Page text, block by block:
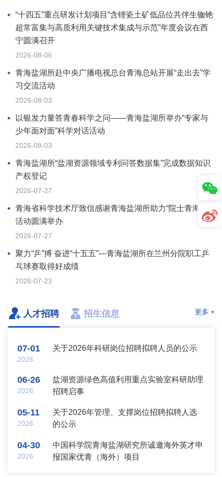
“十四五”重点研发计划项目“含锂瓷土矿低品位共伴生铷铯
超常富集与高质利用关键技术集成与示范”年度会议在西
宁圆满召开
2026-08-06
青海盐湖所赴中央广播电视总台青海总站开展“走出去”学
习交流活动
2026-08-03
以银发力量答青春科学之问——青海盐湖所举办“专家与
少年面对面”科学对话活动
2026-08-03
青海盐湖所“盐湖资源领域专利问答数据集”完成数据知识
产权登记
2026-07-27
青海省科学技术厅致信感谢青海盐湖所助力“院士青海行”
活动圆满举办
2026-07-27
聚力“乒”搏 奋进“十五五”—青海盐湖所在兰州分院职工乒
乓球赛取得好成绩
2026-07-23
人才招聘 招生信息 更多 +
07-01
2026
关于2026年科研岗位招聘拟聘人员的公示
06-26
2026
盐湖资源绿色高值利用重点实验室科研助理
招聘启事
05-11
2026
关于2026年管理、支撑岗位招聘拟聘人选
的公示
04-30
2026
中国科学院青海盐湖研究所诚邀海外英才申
报国家优青（海外）项目